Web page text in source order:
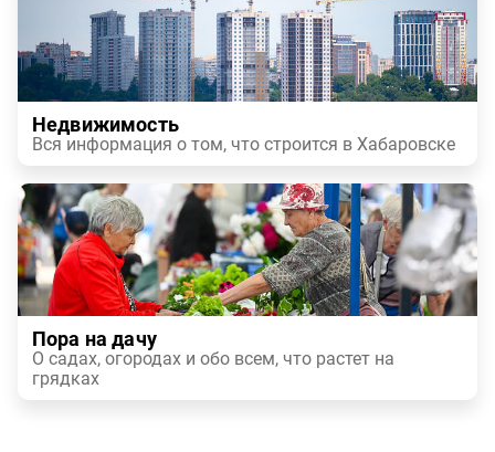
Недвижимость
Вся информация о том, что строится в Хабаровске
Пора на дачу
О садах, огородах и обо всем, что растет на
грядках